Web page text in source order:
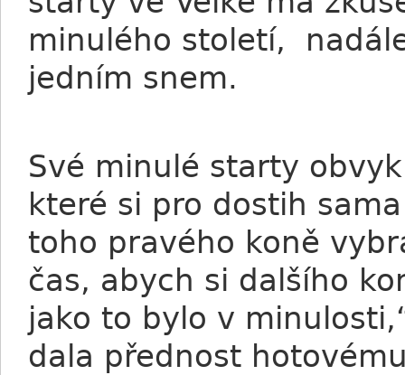
minulého století,
jedním snem.
Své minulé starty
které si pro dostih
toho pravého koně
čas, abych si dalšího
jako to bylo v
dala přednost